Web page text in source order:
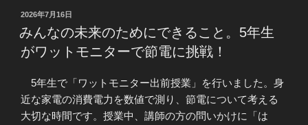
投
稿
日:
2026年7月16日
みんなの未来のためにできること。5年生
がワットモニターで節電に挑戦！
5年生で「ワットモニター出前授業」を行いました。身
近な家電の消費電力を数値で測り、節電について考える
大切な時間です。授業中、講師の方の問いかけに「は